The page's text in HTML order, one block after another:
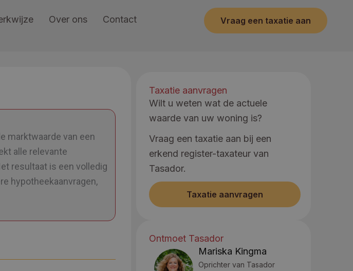
Over ons Contact Vraag een taxatie aan
marktwaarde van een
alle relevante
resultaat is een volledig
hypotheekaanvragen,
Taxatie aanvragen
Wilt u weten wat de actuele
waarde van uw woning is?
Vraag een taxatie aan bij een
erkend register-taxateur van
Tasador.
Taxatie aanvragen
Ontmoet Tasador
Mariska Kingma
Oprichter van Tasador